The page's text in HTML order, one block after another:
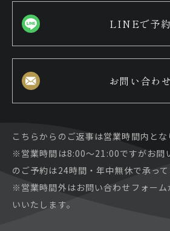
LINEで予約
お問い合わせ
こちらからのご返事は営業時間内とな
※営業時間は8:00～21:00ですがお問
のご予約は24時間・年中無休で承って
※営業時間外はお問い合わせフォー
いいたします。